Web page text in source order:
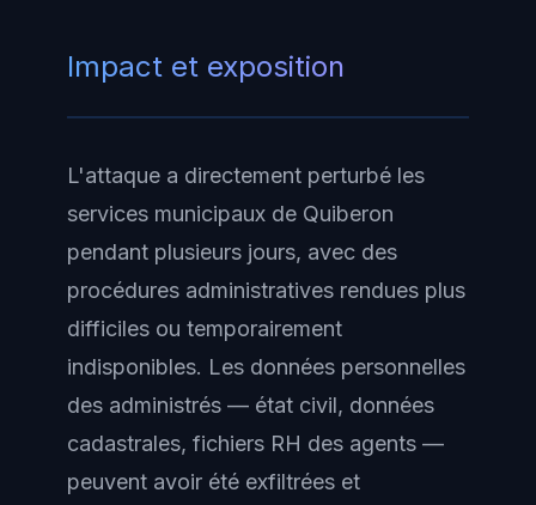
Impact et exposition
L'attaque a directement perturbé les
services municipaux de Quiberon
pendant plusieurs jours, avec des
procédures administratives rendues plus
difficiles ou temporairement
indisponibles. Les données personnelles
des administrés — état civil, données
cadastrales, fichiers RH des agents —
peuvent avoir été exfiltrées et